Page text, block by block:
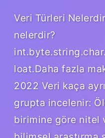
Veri Türleri
nelerdir?
loat.Daha fazla
2022 Veri kaça
grupta incelenir:
birimine göre nitel